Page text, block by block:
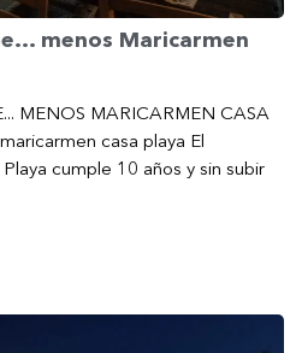
menos Maricarmen
MENOS MARICARMEN CASA
casa playa El
cumple 10 años y sin subir